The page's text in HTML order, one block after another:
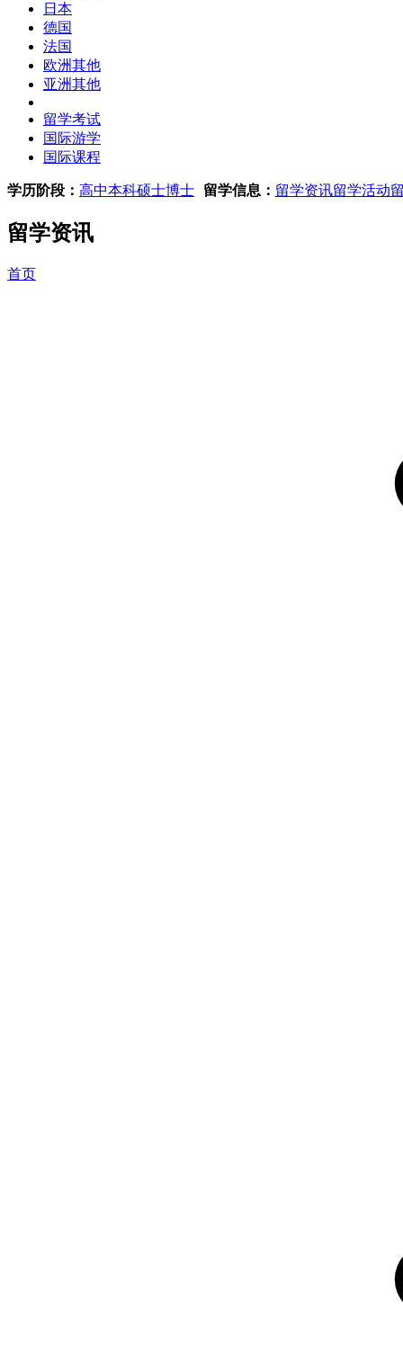
日本
德国
法国
欧洲其他
亚洲其他
留学考试
国际游学
国际课程
学历阶段： 高中本科硕士博士 留学信息： 留学资讯留学活动
留学资讯
首页